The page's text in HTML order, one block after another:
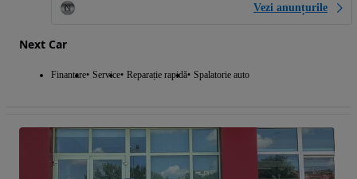
Vezi anunțurile
Next Car
Finantare Service Reparație rapidă Spalatorie auto